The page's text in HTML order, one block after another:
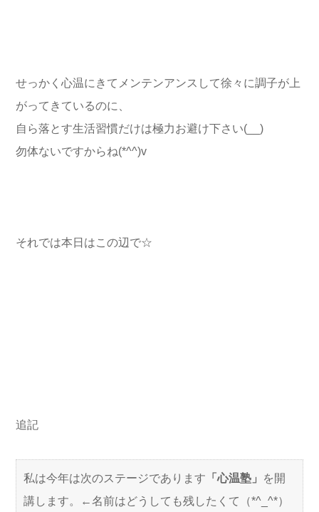
せっかく心温にきてメンテンアンスして徐々に調子が上
がってきているのに、
自ら落とす生活習慣だけは極力お避け下さい(__)
勿体ないですからね(*^^)v
それでは本日はこの辺で☆
追記
私は今年は次のステージであります 「心温塾」
を開
講します。←名前はどうしても残したくて（*^_^*）